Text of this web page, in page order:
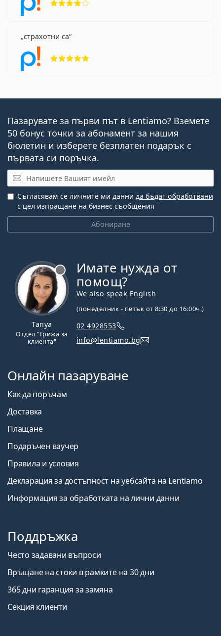
страхотни са
Пазарувате за първи път в Lentiamo? Вземете
50 бонус точки за абонамент за нашия
бюлетин и изберете безплатен подарък с
първата си поръчка.
Имейл
Абониране
Съгласявам се личните ми данни да бъдат обработвани
с цел изпращане на бизнес съобщения
Tanya
Отдел "Грижа за
клиента"
Имате нужда от
помощ?
We also speak English
(понеделник - петък от 8:30 до 16:00ч.)
02 4928553
info@lentiamo.bg
Онлайн пазаруване
Как да поръчам
Доставка
Плащане
Подаръчен ваучер
Правила и условия
Декларация за достъпност на уебсайта на Lentiamo
Информация за обработката на лични данни
Поддръжка
Често задавани въпроси
Връщане на стоки в рамките на 30 дни
365 дни гаранция за замяна
Секция клиенти